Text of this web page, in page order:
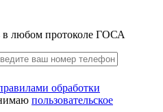
в любом протоколе ГОСА
обработки
пользовательское